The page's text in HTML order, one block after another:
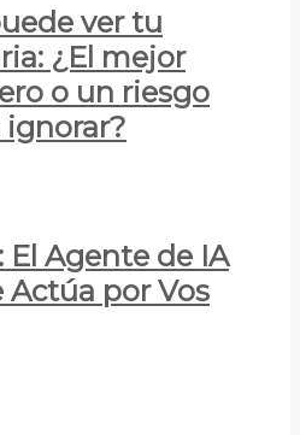
ver tu
¿El mejor
o un riesgo
ignorar?
El Agente de IA
Actúa por Vos